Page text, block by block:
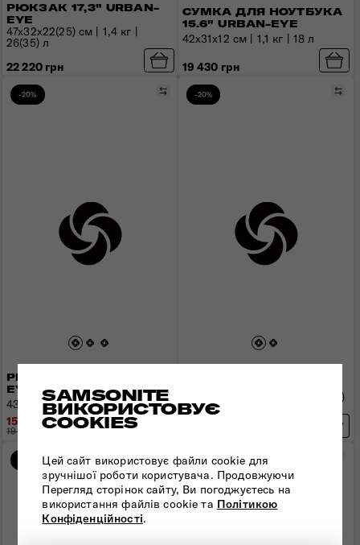
SAMSONITE
ВИКОРИСТОВУЄ
COOKIES
Цей сайт використовує файли cookie для
зручнішої роботи користувача. Продовжуючи
Перегляд сторінок сайту, Ви погоджуєтесь на
використання файлів cookie та Політикою
Конфіденційності.
РЮКЗАК 17,3" URBAN-
EYE
47x32x22(25) см | 1,4 кг |
26(35) л
22 220 грн
СУМКА ДЛЯ НОУТБУКА
15.6" URBAN-EYE
42x31x12 см | 1,1 кг | 18 л
19 430 грн
-20%
РЮКЗАК 15,6" URBAN-
EYE
Порівняти
43x30x20 см | 1,2 кг | 21 л
15 544 грн
19 430 грн - 3 886 грн
-20%
46x32x9(24) см | 1,2 кг | 22(24)
л
Порівняти
-20%